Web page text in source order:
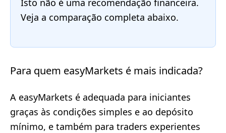
Isto não é uma recomendação financeira.
Veja a comparação completa abaixo.
Para quem easyMarkets é mais indicada?
A easyMarkets é adequada para iniciantes
graças às condições simples e ao depósito
mínimo, e também para traders experientes